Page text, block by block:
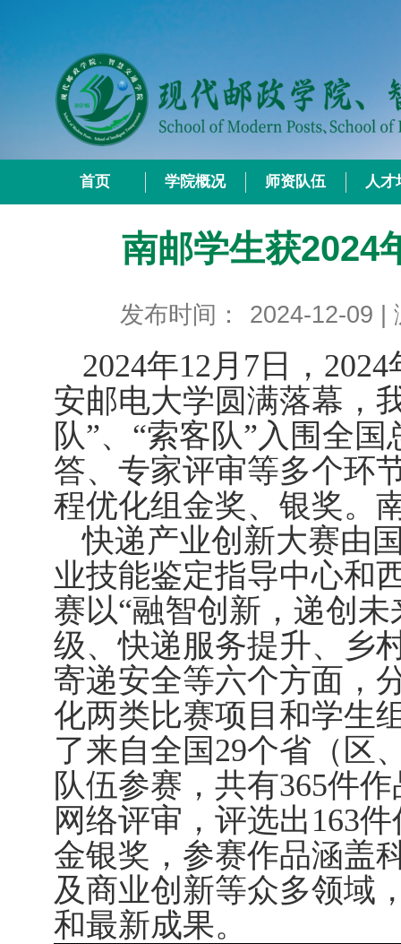
首页 学院概况 师资队伍 人才
南邮学生获2024
发布时间： 2024-12-09
2024年12 月 7 日， 2024
安邮电大学圆满落幕，
队”、“索客队”入围全
答、专家评审等多个环
程优化组金奖、银奖。
快递产业创新大赛由
业技能鉴定指导中心和
赛以“融智创新，递创
级、快递服务提升、乡
寄递安全等六个方面，
化两类比赛项目和学生
了来自全国29个省（区
队伍参赛，共有365件作
网络评审，评选出 163件
金银奖，参赛作品涵盖
及商业创新等众多领域
和最新成果。